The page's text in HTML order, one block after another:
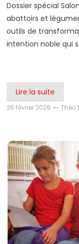
Dossier spécial
abattoirs et
outils de
intention noble qui
Lire la suite
26 février 2026 Théo